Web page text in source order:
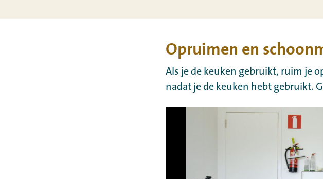
Opruimen en
Als je de keuken gebruikt, ruim je
nadat je de keuken hebt gebruikt.